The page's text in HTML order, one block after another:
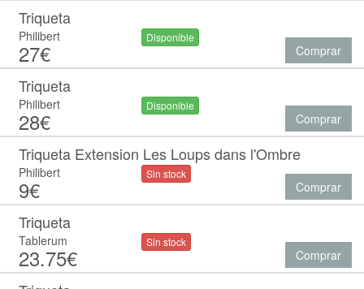
Triqueta
Philibert
27€
Disponible
Comprar
Triqueta
Philibert
28€
Disponible
Comprar
Triqueta Extension Les Loups dans l'Ombre
Philibert
9€
Sin stock
Comprar
Triqueta
Tablerum
23.75€
Sin stock
Comprar